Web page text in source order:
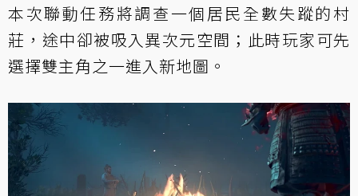
本次聯動任務將調查一個居民全數失蹤的村
莊，途中卻被吸入異次元空間；此時玩家可先
選擇雙主角之一進入新地圖。